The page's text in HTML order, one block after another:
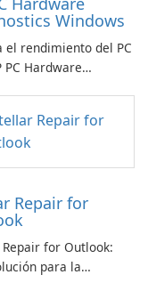
Windows
el rendimiento del PC
PC Hardware
Repair for
for Outlook:
para la